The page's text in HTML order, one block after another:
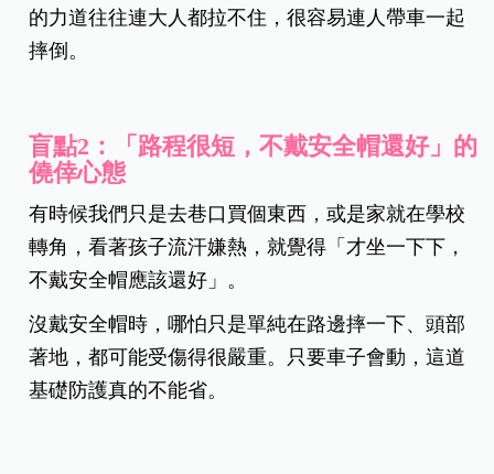
的力道往往連大人都拉不住，很容易連人帶車一起
摔倒。
盲點2：「路程很短，不戴安全帽還好」的
僥倖心態
有時候我們只是去巷口買個東西，或是家就在學校
轉角，看著孩子流汗嫌熱，就覺得「才坐一下下，
不戴安全帽應該還好」。
沒戴安全帽時，哪怕只是單純在路邊摔一下、頭部
著地，都可能受傷得很嚴重。只要車子會動，這道
基礎防護真的不能省。